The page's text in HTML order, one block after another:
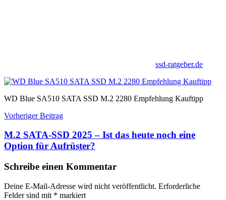
ssd-ratgeber.de
WD Blue SA510 SATA SSD M.2 2280 Empfehlung Kauftipp
Beitragsnavigation
Vorheriger Beitrag
M.2 SATA-SSD 2025 – Ist das heute noch eine
Option für Aufrüster?
Schreibe einen Kommentar
Deine E-Mail-Adresse wird nicht veröffentlicht. Erforderliche
Felder sind mit * markiert